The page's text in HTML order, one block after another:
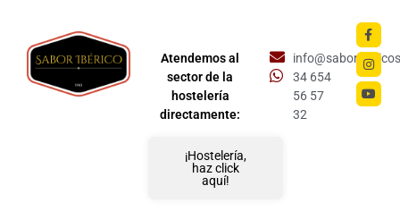
Atendemos al
sector de la
hostelería
directamente:
¡Hostelería,
haz click
aquí!
34 654
56 57
32